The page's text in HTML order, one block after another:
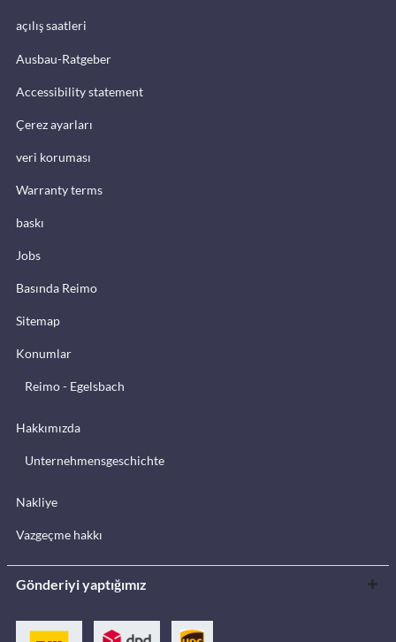
açılış saatleri
Ausbau-Ratgeber
Accessibility statement
Çerez ayarları
veri koruması
Warranty terms
baskı
Jobs
Basında Reimo
Sitemap
Konumlar
Reimo - Egelsbach
Hakkımızda
Unternehmensgeschichte
Nakliye
Vazgeçme hakkı
Gönderiyi yaptığımız